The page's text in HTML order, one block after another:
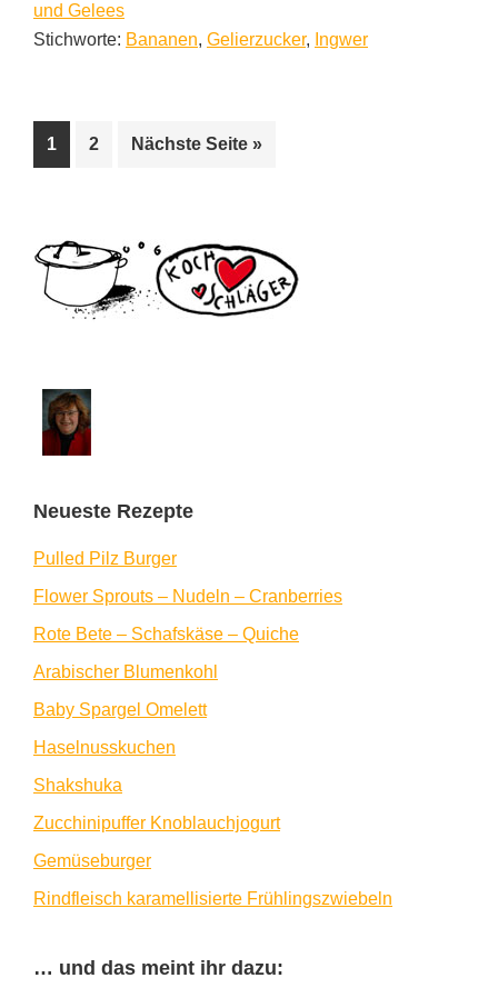
und Gelees
Stichworte: Bananen, Gelierzucker, Ingwer
Seite
1 Seite
2 Nächste Seite aufrufen
»
Seitenspalte
Neueste Rezepte
Pulled Pilz Burger
Flower Sprouts – Nudeln – Cranberries
Rote Bete – Schafskäse – Quiche
Arabischer Blumenkohl
Baby Spargel Omelett
Haselnusskuchen
Shakshuka
Zucchinipuffer Knoblauchjogurt
Gemüseburger
Rindfleisch karamellisierte Frühlingszwiebeln
… und das meint ihr dazu: